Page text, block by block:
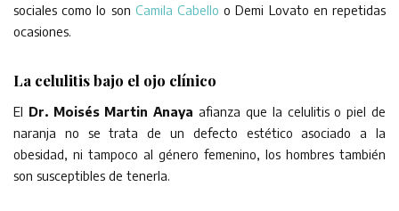
sociales como lo son Camila Cabello o Demi Lovato en repetidas
ocasiones.
La celulitis bajo el ojo clínico
El Dr. Moisés Martin Anaya afianza que la celulitis o piel de
naranja no se trata de un defecto estético asociado a la
obesidad, ni tampoco al género femenino, los hombres también
son susceptibles de tenerla.